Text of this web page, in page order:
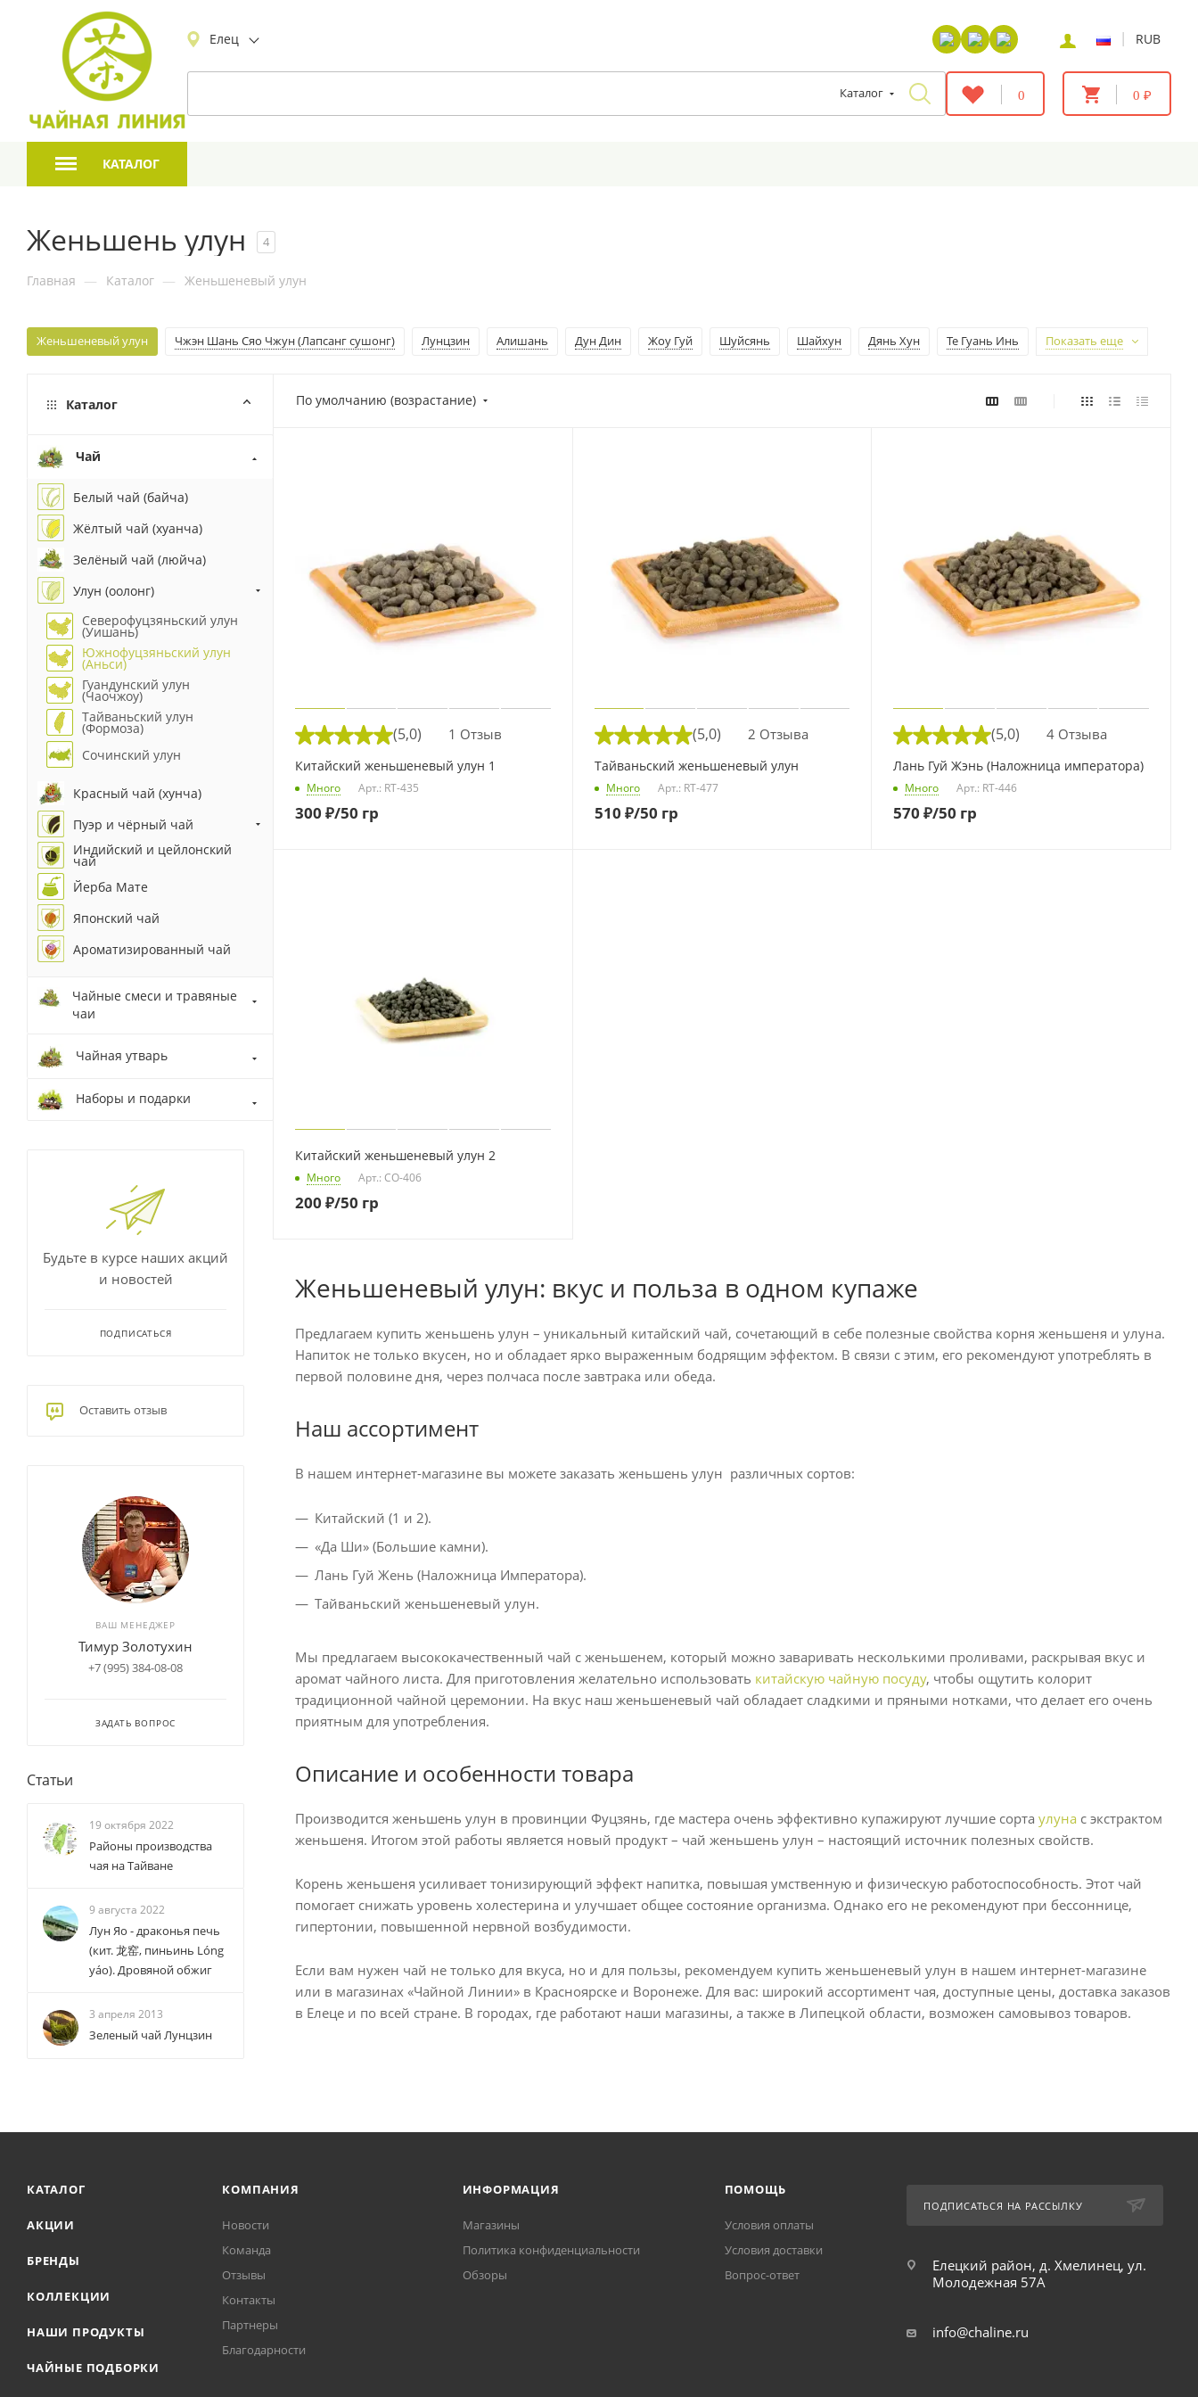
Елец | RUB
Каталог 0 0 ₽
КАТАЛОГ
Женьшень улун 4
Главная — Каталог — Женьшеневый улун
Женьшеневый улун Чжэн Шань Сяо Чжун (Лапсанг сушонг) Лунцзин Алишань Дун Дин Жоу Гуй Шуйсянь Шайхун Дянь Хун Те Гуань Инь Показать еще
По умолчанию (возрастание)
(5,0) 1 Отзыв
Китайский женьшеневый улун 1
Много Арт.: RT-435
300 ₽/50 гр
(5,0) 2 Отзыва
Тайваньский женьшеневый улун
Много Арт.: RT-477
510 ₽/50 гр
(5,0) 4 Отзыва
Лань Гуй Жэнь (Наложница императора)
Много Арт.: RT-446
570 ₽/50 гр
Китайский женьшеневый улун 2
Много Арт.: CO-406
200 ₽/50 гр
Женьшеневый улун: вкус и польза в одном купаже
Предлагаем купить женьшень улун – уникальный китайский чай, сочетающий в себе полезные свойства корня женьшеня и улуна.
Напиток не только вкусен, но и обладает ярко выраженным бодрящим эффектом. В связи с этим, его рекомендуют употреблять в
первой половине дня, через полчаса после завтрака или обеда.
Наш ассортимент
В нашем интернет-магазине вы можете заказать женьшень улун различных сортов:
Китайский (1 и 2).
«Да Ши» (Большие камни).
Лань Гуй Жень (Наложница Императора).
Тайваньский женьшеневый улун.
Мы предлагаем высококачественный чай с женьшенем, который можно заваривать несколькими проливами, раскрывая вкус и
аромат чайного листа. Для приготовления желательно использовать китайскую чайную посуду, чтобы ощутить колорит
традиционной чайной церемонии. На вкус наш женьшеневый чай обладает сладкими и пряными нотками, что делает его очень
приятным для употребления.
Описание и особенности товара
Производится женьшень улун в провинции Фуцзянь, где мастера очень эффективно купажируют лучшие сорта улуна с экстрактом
женьшеня. Итогом этой работы является новый продукт – чай женьшень улун – настоящий источник полезных свойств.
Корень женьшеня усиливает тонизирующий эффект напитка, повышая умственную и физическую работоспособность. Этот чай
помогает снижать уровень холестерина и улучшает общее состояние организма. Однако его не рекомендуют при бессоннице,
гипертонии, повышенной нервной возбудимости.
Если вам нужен чай не только для вкуса, но и для пользы, рекомендуем купить женьшеневый улун в нашем интернет-магазине
или в магазинах «Чайной Линии» в Красноярске и Воронеже. Для вас: широкий ассортимент чая, доступные цены, доставка заказов
в Елеце⁠ и по всей стране. В городах, где работают наши магазины, а также в Липецкой области, возможен самовывоз товаров.
Каталог
Чай
Белый чай (байча)
Жёлтый чай (хуанча)
Зелёный чай (люйча)
Улун (оолонг)
Северофуцзяньский улун
(Уишань)
Южнофуцзяньский улун
(Аньси)
Гуандунский улун
(Чаочжоу)
Тайваньский улун
(Формоза)
Сочинский улун
Красный чай (хунча)
Пуэр и чёрный чай
Индийский и цейлонский
чай
Йерба Мате
Японский чай
Ароматизированный чай
Чайные смеси и травяные
чаи
Чайная утварь
Наборы и подарки
Будьте в курсе наших акций
и новостей
ПОДПИСАТЬСЯ
Оставить отзыв
ВАШ МЕНЕДЖЕР
Тимур Золотухин
+7 (995) 384-08-08
ЗАДАТЬ ВОПРОС
Статьи
19 октября 2022
Районы производства
чая на Тайване
9 августа 2022
Лун Яо - драконья печь
(кит. 龙窑, пиньинь Lóng
yáo). Дровяной обжиг
3 апреля 2013
Зеленый чай Лунцзин
КАТАЛОГ
АКЦИИ
БРЕНДЫ
КОЛЛЕКЦИИ
НАШИ ПРОДУКТЫ
ЧАЙНЫЕ ПОДБОРКИ
КОМПАНИЯ
Новости
Команда
Отзывы
Контакты
Партнеры
Благодарности
ИНФОРМАЦИЯ
Магазины
Политика конфиденциальности
Обзоры
ПОМОЩЬ
Условия оплаты
Условия доставки
Вопрос-ответ
ПОДПИСАТЬСЯ НА РАССЫЛКУ
Елецкий район, д. Хмелинец, ул.
Молодежная 57А
info@chaline.ru